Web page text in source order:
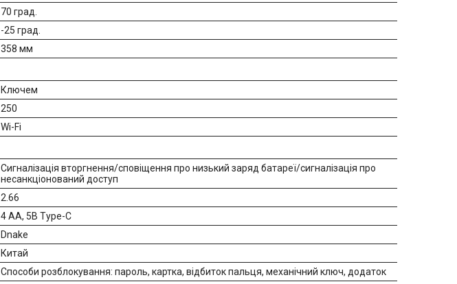
70 град.
-25 град.
358 мм
Ключем
250
Wi-Fi
Сигналізація вторгнення/сповіщення про низький заряд батареї/сигналізація про
несанкціонований доступ
2.66
4 AA, 5В Type-C
Dnake
Китай
Способи розблокування: пароль, картка, відбиток пальця, механічний ключ, додаток